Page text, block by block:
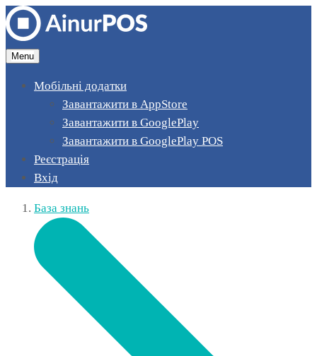
Menu
Мобільні додатки
Завантажити в AppStore
Завантажити в GooglePlay
Завантажити в GooglePlay POS
Реєстрація
Вхід
База знань